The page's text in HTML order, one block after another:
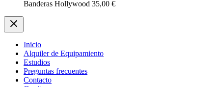
Banderas Hollywood 35,00 €
Inicio
Alquiler de Equipamiento
Estudios
Preguntas frecuentes
Contacto